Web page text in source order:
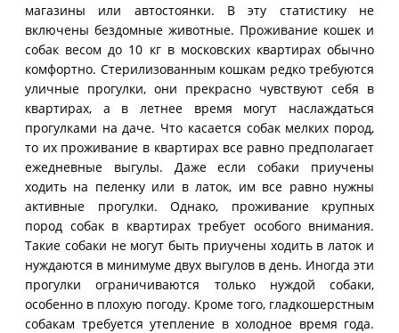
магазины или автостоянки. В эту статистику не
включены бездомные животные. Проживание кошек и
собак весом до 10 кг в московских квартирах обычно
комфортно. Стерилизованным кошкам редко требуются
уличные прогулки, они прекрасно чувствуют себя в
квартирах, а в летнее время могут наслаждаться
прогулками на даче. Что касается собак мелких пород,
то их проживание в квартирах все равно предполагает
ежедневные выгулы. Даже если собаки приучены
ходить на пеленку или в латок, им все равно нужны
активные прогулки. Однако, проживание крупных
пород собак в квартирах требует особого внимания.
Такие собаки не могут быть приучены ходить в латок и
нуждаются в минимуме двух выгулов в день. Иногда эти
прогулки ограничиваются только нуждой собаки,
особенно в плохую погоду. Кроме того, гладкошерстным
собакам требуется утепление в холодное время года.